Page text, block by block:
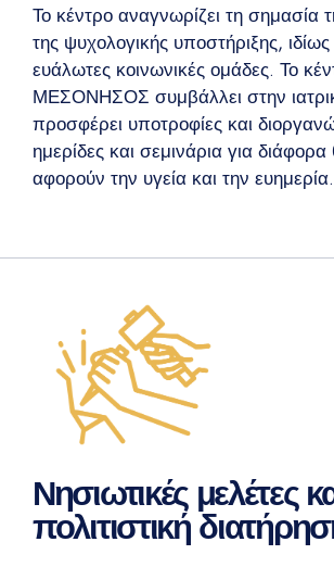
Το κέντρο αναγνωρίζει τη σημασία
της ψυχολογικής υποστήριξης, ιδίως
ευάλωτες κοινωνικές ομάδες. Το
ΜΕΣΟΝΗΣΟΣ συμβάλλει στην
προσφέρει υποτροφίες και
ημερίδες και σεμινάρια για
αφορούν την υγεία και την ευημερία.
Νησιωτικές μελέτες
πολιτιστική